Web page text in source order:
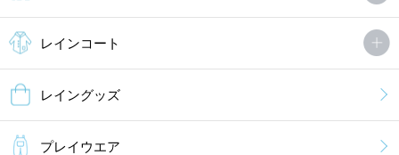
レインコート
レイングッズ
プレイウエア